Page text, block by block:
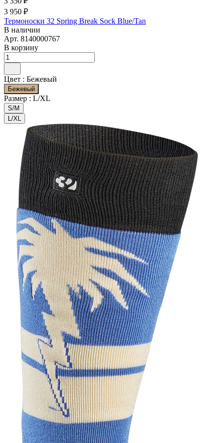
3 950 ₽
Термоноски 32 Spring Break Sock Blue/Tan
В наличии
Арт. 8140000767
В корзину
Цвет : Бежевый
Бежевый
Размер : L/XL
S/M
L/XL